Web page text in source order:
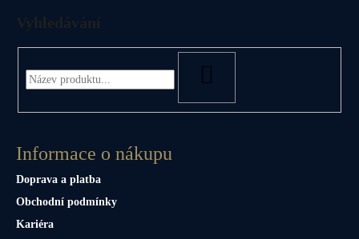
Vyhledávání
Informace o nákupu
Doprava a platba
Obchodní podmínky
Kariéra